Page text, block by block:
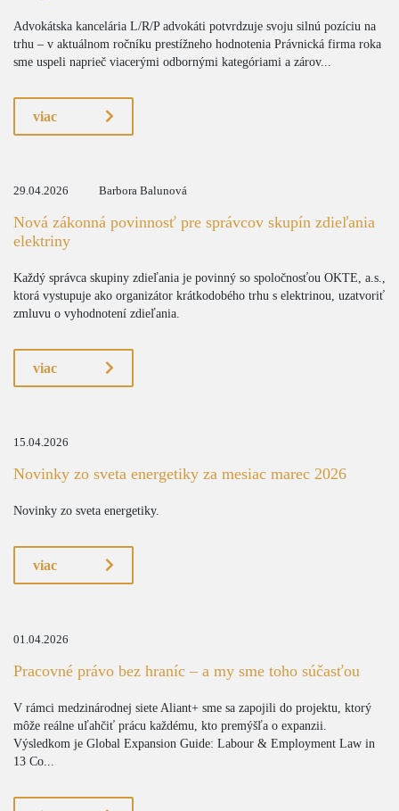
Advokátska kancelária L/R/P advokáti potvrdzuje svoju silnú pozíciu na
trhu – v aktuálnom ročníku prestížneho hodnotenia Právnická firma roka
sme uspeli naprieč viacerými odbornými kategóriami a zárov...
viac
29.04.2026 Barbora Balunová
Nová zákonná povinnosť pre správcov skupín zdieľania
elektriny
Každý správca skupiny zdieľania je povinný so spoločnosťou OKTE, a.s.,
ktorá vystupuje ako organizátor krátkodobého trhu s elektrinou, uzatvoriť
zmluvu o vyhodnotení zdieľania.
viac
15.04.2026
Novinky zo sveta energetiky za mesiac marec 2026
Novinky zo sveta energetiky.
viac
01.04.2026
Pracovné právo bez hraníc – a my sme toho súčasťou
V rámci medzinárodnej siete Aliant+ sme sa zapojili do projektu, ktorý
môže reálne uľahčiť prácu každému, kto premýšľa o expanzii.
Výsledkom je Global Expansion Guide: Labour & Employment Law in
13 Co...